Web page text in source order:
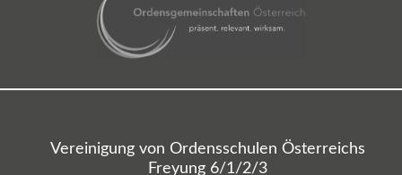
Vereinigung von Ordensschulen Österreichs
Freyung 6/1/2/3